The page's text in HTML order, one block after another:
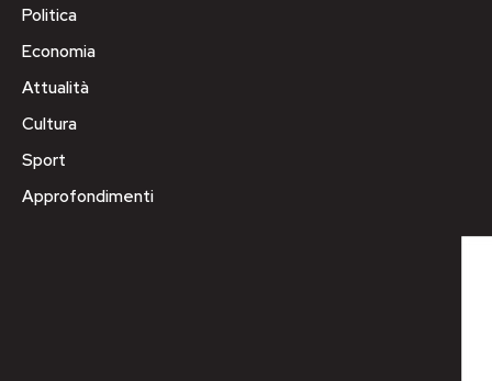
Politica
Economia
Attualità
Cultura
Sport
Approfondimenti